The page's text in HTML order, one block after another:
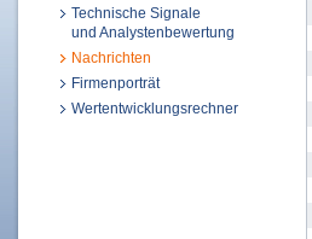
Technische Signale
und Analystenbewertung
Nachrichten
Firmenporträt
Wertentwicklungsrechner